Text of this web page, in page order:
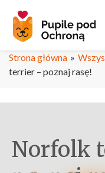
Strona główna »
terrier – poznaj rasę!
Norfolk